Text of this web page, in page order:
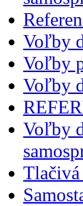
Voľby
Voľby
Voľby
Voľby